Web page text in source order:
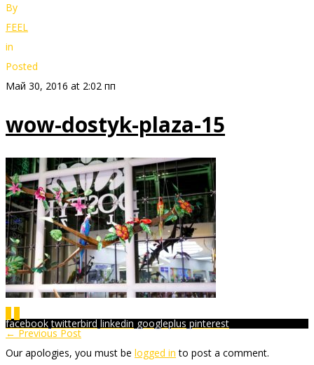
By
FEEL
in
Posted
Май 30, 2016 at 2:02 пп
wow-dostyk-plaza-15
facebook twitterbird linkedin googleplus pinterest
← Previous Post
Our apologies, you must be logged in to post a comment.